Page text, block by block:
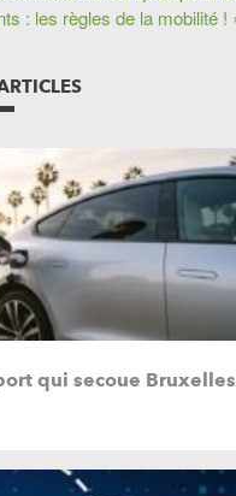
: les règles de la mobilité !
qui secoue